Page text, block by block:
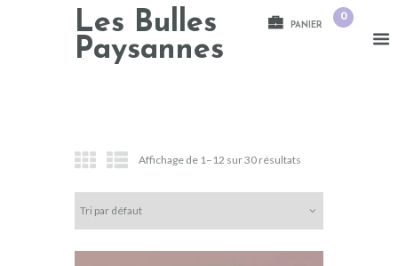
Les Bulles
Paysannes
PANIER
0
Affichage de 1–12 sur 30 résultats